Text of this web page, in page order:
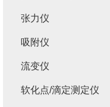
张力仪
吸附仪
流变仪
软化点/滴定测定仪